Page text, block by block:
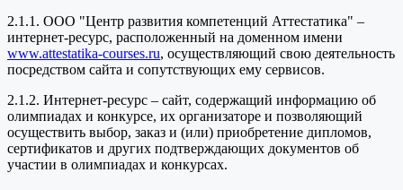
2.1.1. ООО "Центр развития компетенций Аттестатика" –
интернет-ресурс, расположенный на доменном имени
www.attestatika-courses.ru, осуществляющий свою деятельность
посредством сайта и сопутствующих ему сервисов.
2.1.2. Интернет-ресурс – сайт, содержащий информацию об
олимпиадах и конкурсе, их организаторе и позволяющий
осуществить выбор, заказ и (или) приобретение дипломов,
сертификатов и других подтверждающих документов об
участии в олимпиадах и конкурсах.